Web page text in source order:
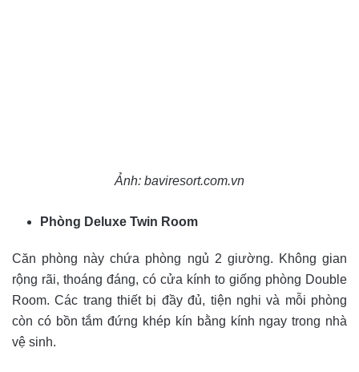
Ảnh: baviresort.com.vn
Phòng Deluxe Twin Room
Căn phòng này chứa phòng ngủ 2 giường. Không gian
rộng rãi, thoáng đáng, có cửa kính to giống phòng Double
Room. Các trang thiết bị đầy đủ, tiện nghi và mỗi phòng
còn có bồn tắm đứng khép kín bằng kính ngay trong nhà
vệ sinh.